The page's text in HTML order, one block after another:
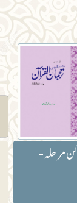
کن مرحلہ -